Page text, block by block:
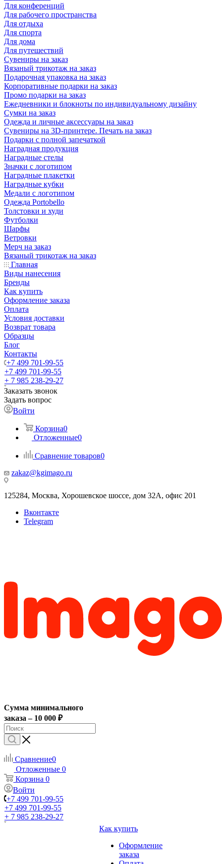
Для конференций
Для рабочего пространства
Для отдыха
Для спорта
Для дома
Для путешествий
Сувениры на заказ
Вязаный трикотаж на заказ
Подарочная упаковка на заказ
Корпоративные подарки на заказ
Промо подарки на заказ
Ежедневники и блокноты по индивидуальному дизайну
Сумки на заказ
Одежда и личные аксессуары на заказ
Сувениры на 3D-принтере. Печать на заказ
Подарки с полной запечаткой
Наградная продукция
Наградные стелы
Значки с логотипом
Наградные плакетки
Наградные кубки
Медали с логотипом
Одежда Portobello
Толстовки и худи
Футболки
Шарфы
Ветровки
Мерч на заказ
Вязаный трикотаж на заказ
Главная
Виды нанесения
Бренды
Как купить
Оформление заказа
Оплата
Условия доставки
Возврат товара
Образцы
Блог
Контакты
+7 499 701-99-55
+7 499 701-99-55
+ 7 985 238-29-27
Заказать звонок
Задать вопрос
Войти
Корзина0
Отложенные0
Сравнение товаров0
zakaz@kgimago.ru
125284, Москва, Хорошевское шоссе, дом 32А, офис 201
Вконтакте
Telegram
Сумма минимального
заказа – 10 000 ₽
Сравнение0
Отложенные 0
Корзина 0
Войти
+7 499 701-99-55
+7 499 701-99-55
+ 7 985 238-29-27
Как купить
Оформление
заказа